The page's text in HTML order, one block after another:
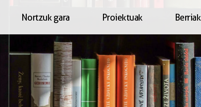
Nortzuk gara Proiektuak Berriak